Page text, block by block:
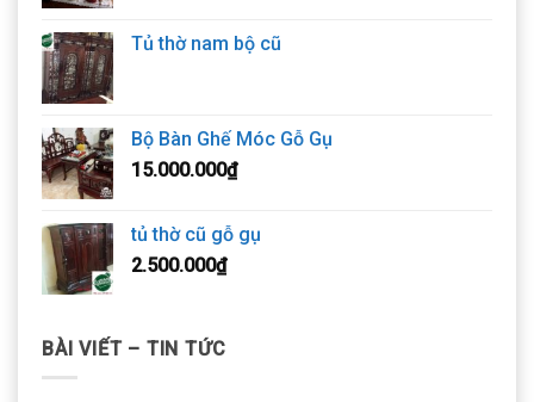
Tủ thờ nam bộ cũ
Bộ Bàn Ghế Móc Gỗ Gụ
15.000.000₫
tủ thờ cũ gỗ gụ
2.500.000₫
BÀI VIẾT – TIN TỨC